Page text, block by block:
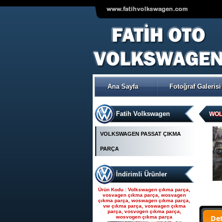
Ana Sayfa Fotoğraf Galerisi
Fatih Volkswagen
VOLKSWAGEN PASSAT ÇIKMA
PARÇA
İndirimli Ürünler
VOLKSWAGEN POLO ÇIKMA
ORJİNAL TRW-KOYO
POMPASI
Ürün Kodu : Seat çıkma parça, seat
çıkma, seat parça, seat yedek parça,
seat çıkma orjinal parça, seat çıkma
yedekleri, ankara seat parça, fatih seat,
fatih seat parçaları,
Seat çıkma parça, seat
çıkma, seat parça, seat
yedek parça, seat çıkma
orjinal parça, seat çıkma par
Ürün Kodu : Volkswagen çıkma parça,
vosvagen çıkma parça, wosvagen
çıkma parça, woswagen çıkma parça,
vw çıkma parça, voswagen çıkma
parça, vosvogen çıkma parça,
wosvogen çıkma parça